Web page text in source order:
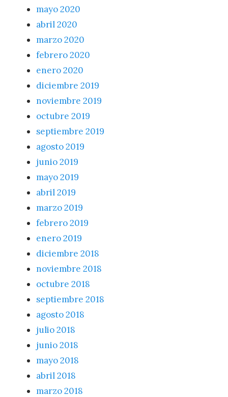
mayo 2020
abril 2020
marzo 2020
febrero 2020
enero 2020
diciembre 2019
noviembre 2019
octubre 2019
septiembre 2019
agosto 2019
junio 2019
mayo 2019
abril 2019
marzo 2019
febrero 2019
enero 2019
diciembre 2018
noviembre 2018
octubre 2018
septiembre 2018
agosto 2018
julio 2018
junio 2018
mayo 2018
abril 2018
marzo 2018